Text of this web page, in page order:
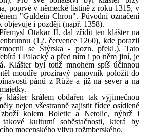
poprvé v německé listině z roku 1315, v
"Guldein Chron". Původní označení
objevuje i později (např. 1358).
Otakar II. dal zřídit ten klášter na
(12. července 1260), kde porazil
se Štýrska - pozn. překl.). Tato
i Palacký a před ním i po něm jiní, je
Klášter byl totiž mnohem spíš účinnou
moudře prozíravý panovník položit do
pánů z Růže a jíž na sever a na
králem obdařen tak výjimečnou
nejen všestranně zajistit řídce osídlené
zboží kolem Boletic a Netolic, nýbrž i
takové kulturní soběstačnosti, která by
mocenského vlivu rožmberského.